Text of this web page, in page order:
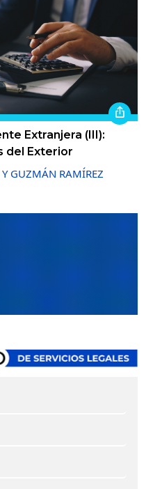
Extranjera (III):
del Exterior
GUZMÁN RAMÍREZ